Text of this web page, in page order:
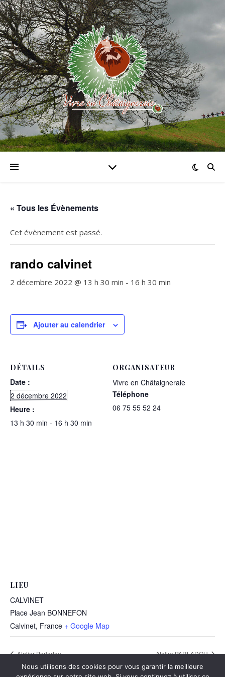
« Tous les Évènements
Cet évènement est passé.
rando calvinet
2 décembre 2022 @ 13 h 30 min - 16 h 30 min
Ajouter au calendrier
DÉTAILS
Date :
2 décembre 2022
Heure :
13 h 30 min - 16 h 30 min
ORGANISATEUR
Vivre en Châtaigneraie
Téléphone
06 75 55 52 24
LIEU
CALVINET
Place Jean BONNEFON
Calvinet, France + Google Map
Atelier Parladou Atelier PARLADOU
Nous utilisons des cookies pour vous garantir la meilleure